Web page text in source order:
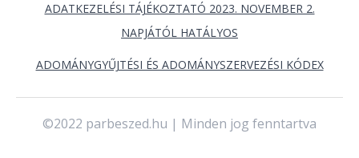
ADATKEZELÉSI TÁJÉKOZTATÓ 2023. NOVEMBER 2.
NAPJÁTÓL HATÁLYOS
ADOMÁNYGYŰJTÉSI ÉS ADOMÁNYSZERVEZÉSI KÓDEX
©2022 parbeszed.hu | Minden jog fenntartva